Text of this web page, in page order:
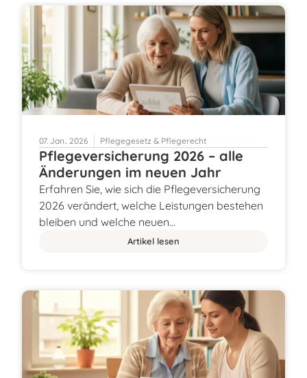
07. Jan.. 2026 Pflegegesetz & Pflegerecht
Pflegeversicherung 2026 – alle
Änderungen im neuen Jahr
Erfahren Sie, wie sich die Pflegeversicherung
2026 verändert, welche Leistungen bestehen
bleiben und welche neuen…
Artikel lesen